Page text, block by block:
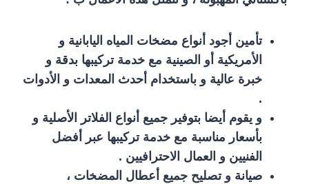
تأمين أجود أنواع مضخات المياه اليابانية و
الأمريكية أو الصينية مع خدمة تركيبها بدقة و
خبرة عالية و باستخدام أحدث المعدات و الأدوات
.
و يقوم أيضا بتوفير جميع أنواع الفلاتر الأصلية و
بأسعار مناسبة مع خدمة تركيبها عبر أفضل
الفنيين و العمال الاحترافيين .
صيانة و تصليح جميع أعطال المضخات ،